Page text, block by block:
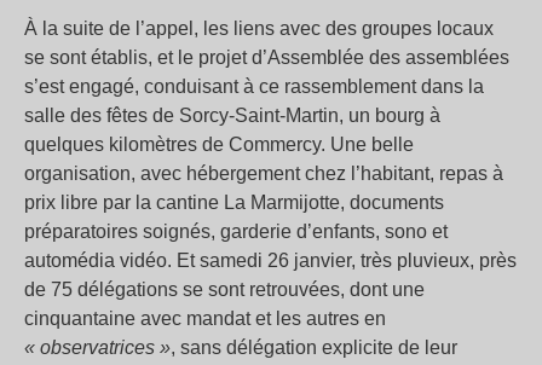
À la suite de l’appel, les liens avec des groupes locaux
se sont établis, et le projet d’Assemblée des assemblées
s’est engagé, conduisant à ce rassemblement dans la
salle des fêtes de Sorcy-Saint-Martin, un bourg à
quelques kilomètres de Commercy. Une belle
organisation, avec hébergement chez l’habitant, repas à
prix libre par la cantine La Marmijotte, documents
préparatoires soignés, garderie d’enfants, sono et
automédia vidéo. Et samedi 26 janvier, très pluvieux, près
de 75 délégations se sont retrouvées, dont une
cinquantaine avec mandat et les autres en
« observatrices », sans délégation explicite de leur